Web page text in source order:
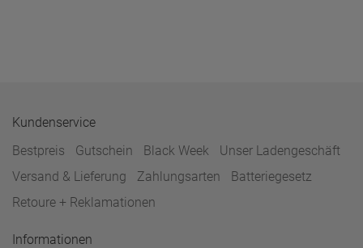
Kundenservice
Bestpreis
Gutschein Black Week
Unser Ladengeschäft
Versand & Lieferung
Zahlungsarten
Batteriegesetz
Retoure + Reklamationen
Informationen